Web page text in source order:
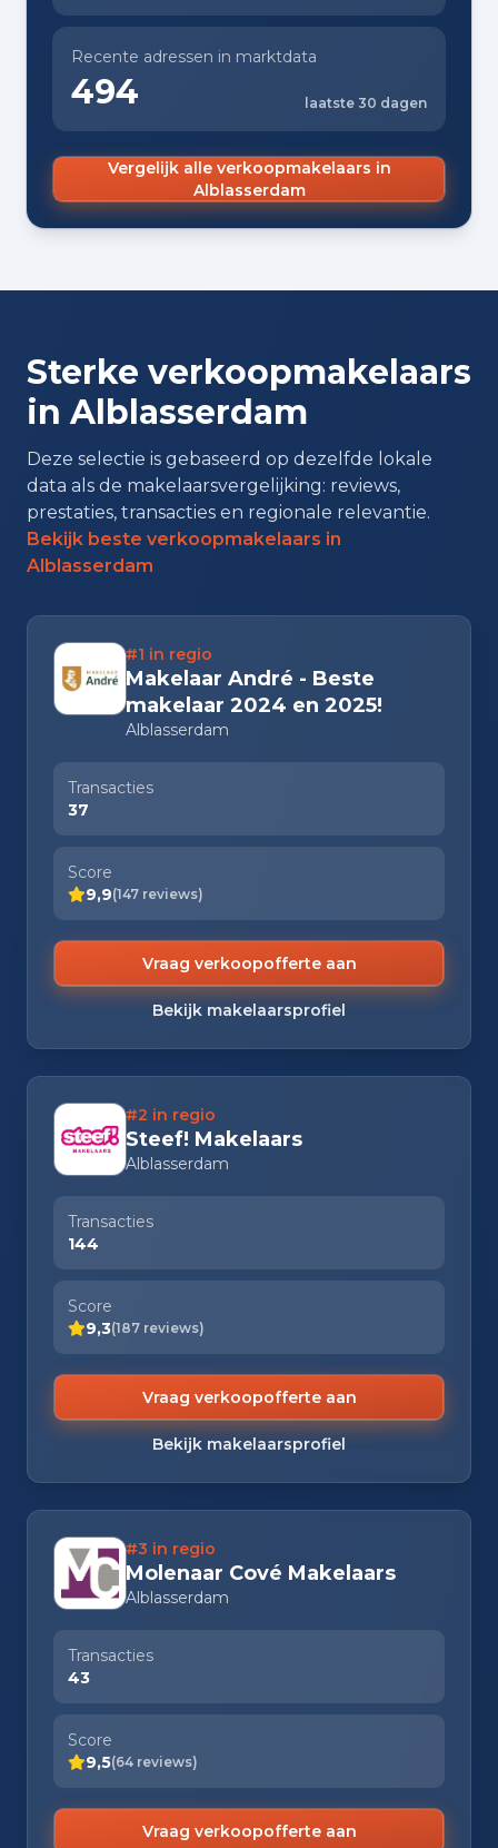
Recente adressen in marktdata
494 laatste 30 dagen
Vergelijk alle verkoopmakelaars in
Alblasserdam
Sterke verkoopmakelaars
in Alblasserdam
Deze selectie is gebaseerd op dezelfde lokale
data als de makelaarsvergelijking: reviews,
prestaties, transacties en regionale relevantie.
Bekijk beste verkoopmakelaars in
Alblasserdam
#1 in regio
Makelaar André - Beste
makelaar 2024 en 2025!
Alblasserdam
Transacties
37
Score
9,9(147 reviews)
Vraag verkoopofferte aan
Bekijk makelaarsprofiel
#2 in regio
Steef! Makelaars
Alblasserdam
Transacties
144
Score
9,3(187 reviews)
Vraag verkoopofferte aan
Bekijk makelaarsprofiel
#3 in regio
Molenaar Cové Makelaars
Alblasserdam
Transacties
43
Score
9,5(64 reviews)
Vraag verkoopofferte aan